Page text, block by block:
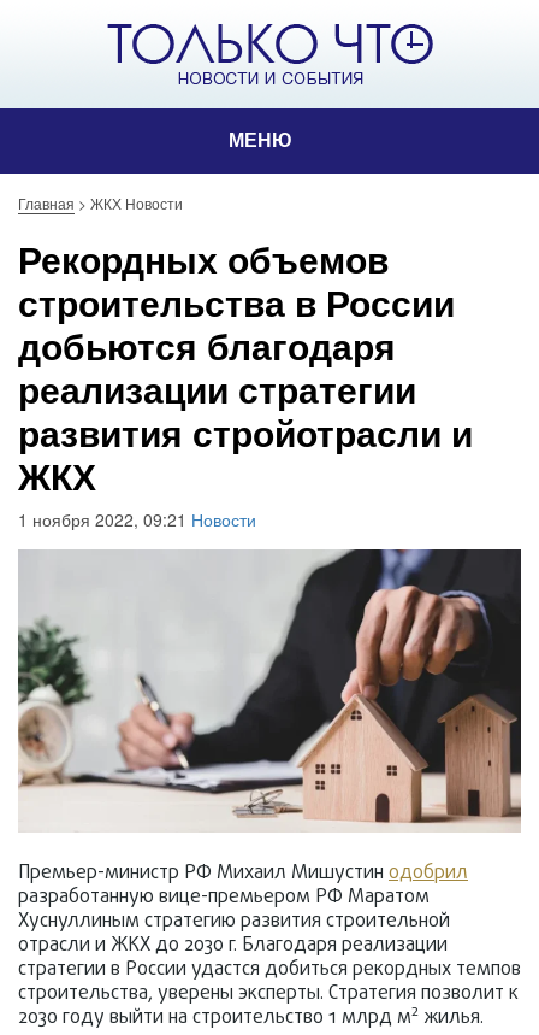
МЕНЮ
Главная > ЖКХ Новости
Рекордных объемов
строительства в России
добьются благодаря
реализации стратегии
развития стройотрасли и
ЖКХ
1 ноября 2022, 09:21 Новости
Премьер-министр РФ Михаил Мишустин одобрил
разработанную вице-премьером РФ Маратом
Хуснуллиным стратегию развития строительной
отрасли и ЖКХ до 2030 г. Благодаря реализации
стратегии в России удастся добиться рекордных темпов
строительства, уверены эксперты. Стратегия позволит к
2030 году выйти на строительство 1 млрд м2 жилья.